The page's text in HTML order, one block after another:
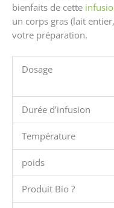
bienfaits de cette
un corps gras (lait
votre préparation.
Dosage
Durée d’infusion
Température
poids
Produit Bio ?